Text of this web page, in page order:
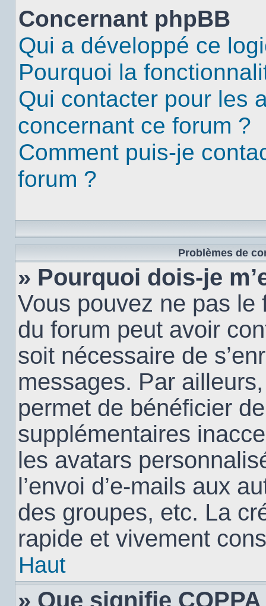
Concernant phpBB
Qui a développé ce
Pourquoi la
Qui contacter pour les
concernant ce forum ?
Comment puis-je
forum ?
Problèmes de
» Pourquoi dois-je
Vous pouvez ne pas le
du forum peut avoir
soit nécessaire de
messages. Par
permet de bénéficier
supplémentaires
les avatars
l’envoi d’e-mails aux
des groupes, etc. La
rapide et vivement
Haut
» Que signifie